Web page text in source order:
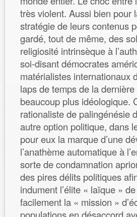
très violent. Aussi bien pour
stratégie de leurs contenus
gardé, tout de même, des
religiosité intrinsèque à
soi-disant démocrates
matérialistes internationaux
laps de temps de la
beaucoup plus idéologique.
rationaliste de palingénésie
autre option politique, dans
pour eux la marque d’une
l’anathème automatique à
sorte de condamnation
des pires délits politiques
indument l’élite « laïque »
facilement la « mission »